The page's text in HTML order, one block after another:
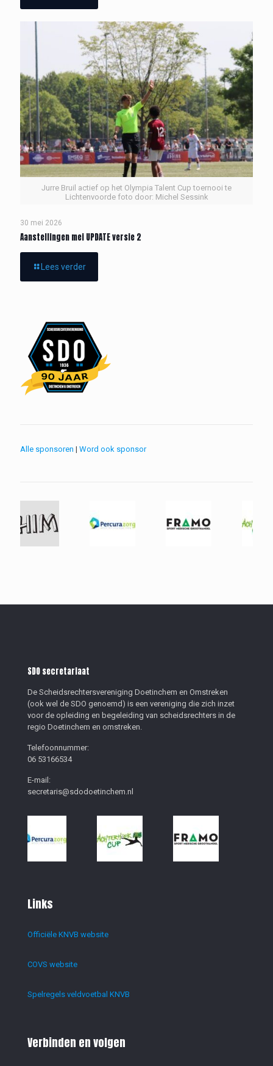
Jurre Bruil actief op het Olympia Talent Cup toernooi te
Lichtenvoorde foto door: Michel Sessink
30 mei 2026
Aanstellingen mei UPDATE versie 2
Lees verder
Alle sponsoren | Word ook sponsor
SDO secretariaat
De Scheidsrechtersvereniging Doetinchem en Omstreken
(ook wel de SDO genoemd) is een vereniging die zich inzet
voor de opleiding en begeleiding van scheidsrechters in de
regio Doetinchem en omstreken.
Telefoonnummer:
06 53166534
E-mail:
secretaris@sdodoetinchem.nl
Links
Officiële KNVB website
COVS website
Spelregels veldvoetbal KNVB
Verbinden en volgen